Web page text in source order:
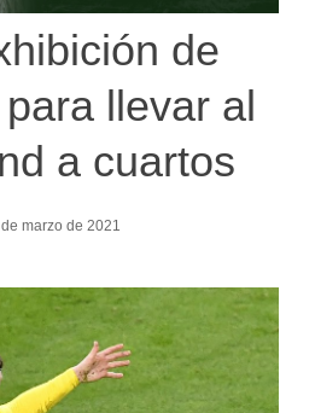
de
llevar al
a cuartos
marzo de 2021